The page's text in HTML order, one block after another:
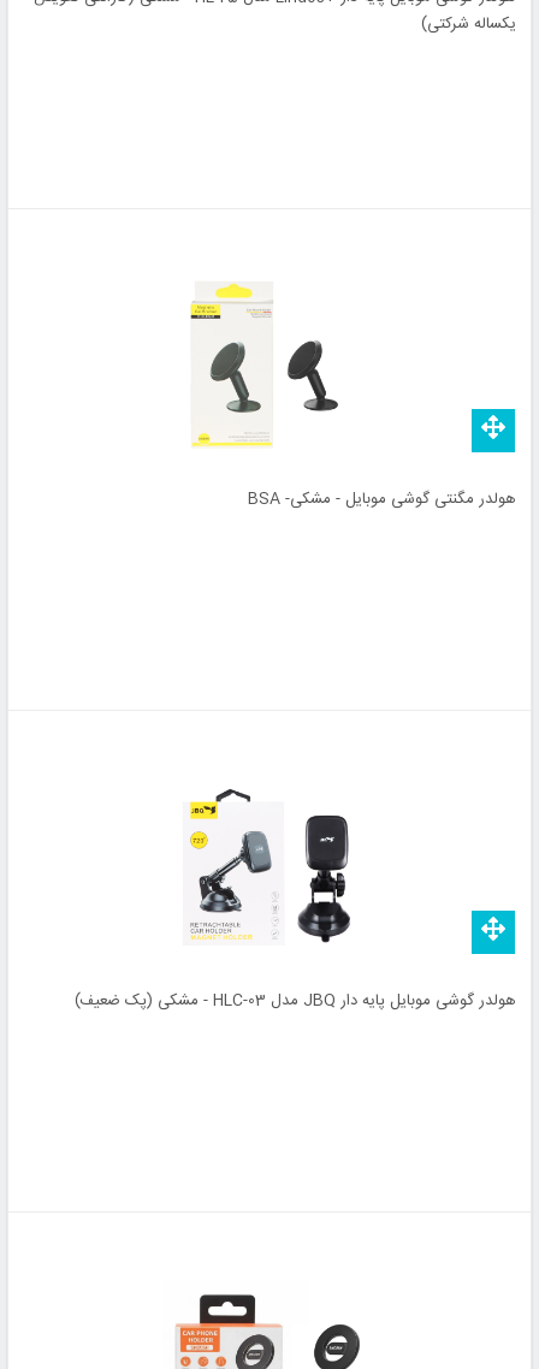
یکساله شرکتی)
هولدر مگنتی گوشی موبایل - مشکی- BSA
هولدر گوشی موبایل پایه دار JBQ مدل HLC-03 - مشکی (پک ضعیف)